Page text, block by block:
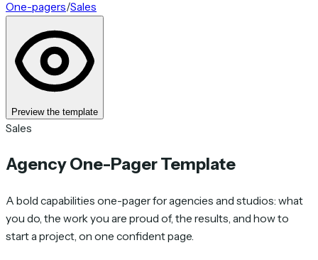
One-pagers/Sales
Preview the template
Sales
Agency One-Pager Template
A bold capabilities one-pager for agencies and studios: what
you do, the work you are proud of, the results, and how to
start a project, on one confident page.